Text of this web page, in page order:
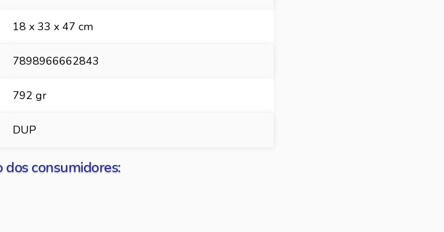
18 x 33 x 47 cm
7898966662843
792 gr
DUP
dos consumidores: